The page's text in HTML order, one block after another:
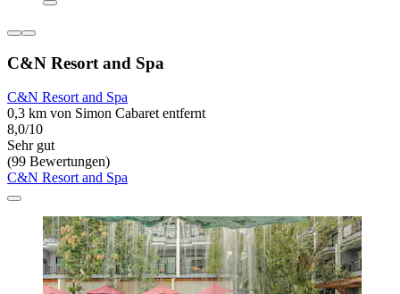
C&N Resort and Spa
C&N Resort and Spa
0,3 km von Simon Cabaret entfernt
8,0/10
Sehr gut
(99 Bewertungen)
C&N Resort and Spa